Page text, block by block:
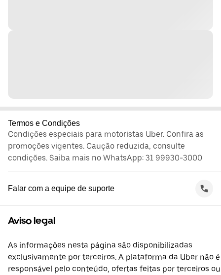
Termos e Condições
Condições especiais para motoristas Uber. Confira as
promoções vigentes. Caução reduzida, consulte
condições. Saiba mais no WhatsApp: 31 99930-3000
Falar com a equipe de suporte
Aviso legal
As informações nesta página são disponibilizadas
exclusivamente por terceiros. A plataforma da Uber não é
responsável pelo conteúdo, ofertas feitas por terceiros ou